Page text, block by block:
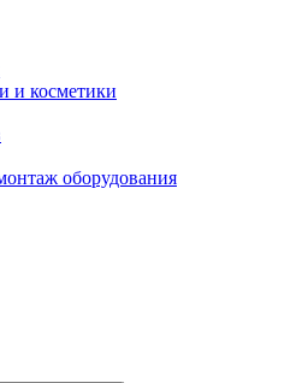
и косметики
оборудования